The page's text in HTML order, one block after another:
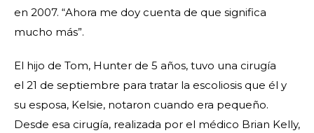
en 2007. “Ahora me doy cuenta de que significa
mucho más”.
El hijo de Tom, Hunter de 5 años, tuvo una cirugía
el 21 de septiembre para tratar la escoliosis que él y
su esposa, Kelsie, notaron cuando era pequeño.
Desde esa cirugía, realizada por el médico Brian Kelly,